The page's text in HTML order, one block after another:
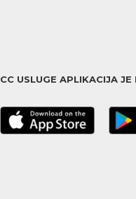
USLUGE APLIKACIJA